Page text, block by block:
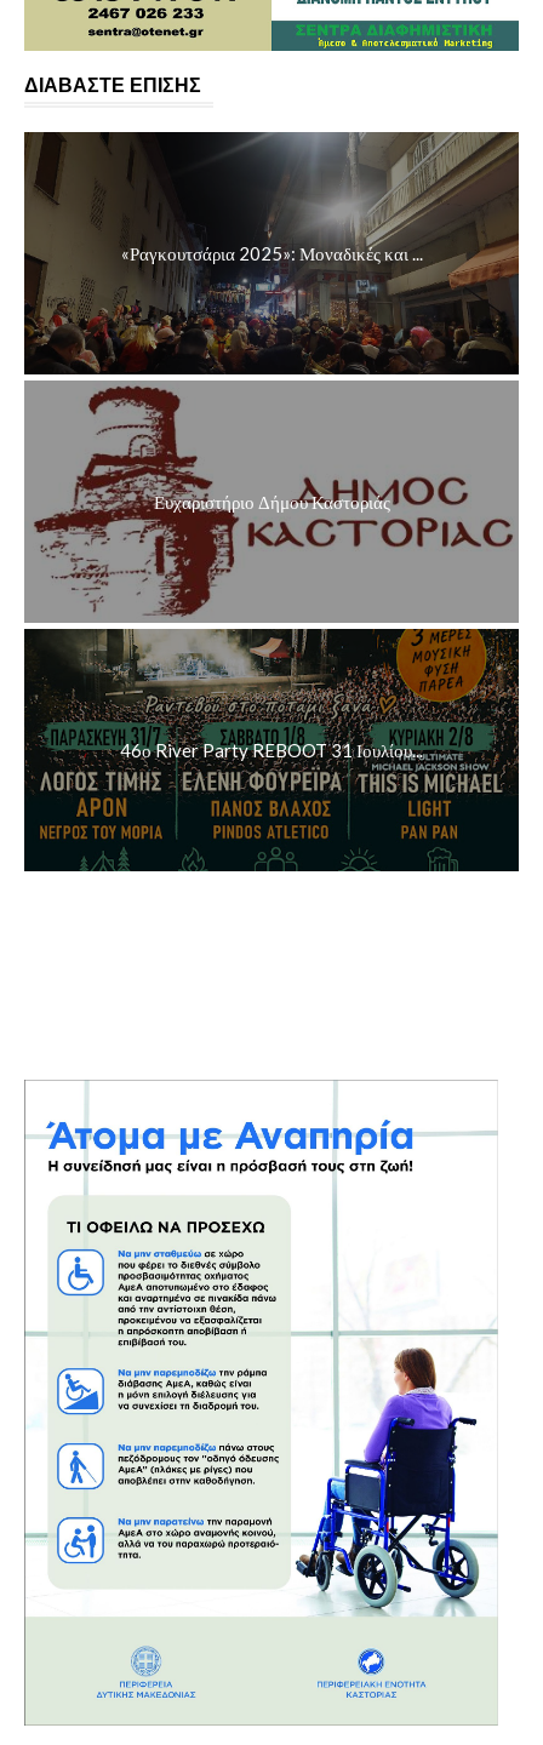
ΔΙΑΒΑΣΤΕ ΕΠΙΣΗΣ
«Ραγκουτσάρια 2025»: Μοναδικές και ...
Ευχαριστήριο Δήμου Καστοριάς
46ο River Party REBOOT 31 Ιουλίου...